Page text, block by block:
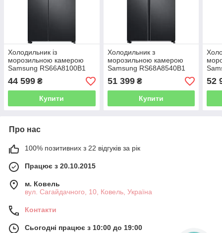
Холодильник із
морозильною камерою
Samsung RS66A8100B1
44 599 ₴
Купити
Холодильник з
морозильною камерою
Samsung RS68A8540B1
51 399₴
Купити
52
Про нас
100% позитивних з 22 відгуків за рік
Працює з 20.10.2015
м. Ковель
вул. Сагайдачного, 10, Ковель, Україна
Контакти
Сьогодні працює з 10:00 до 19:00